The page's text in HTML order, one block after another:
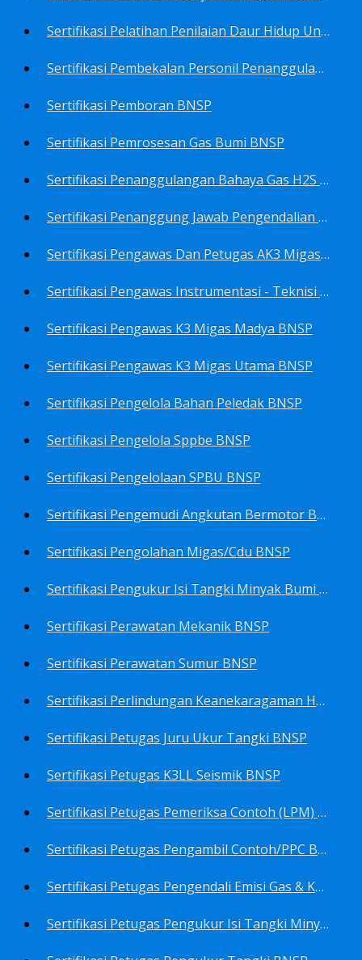
Sertifikasi Pelatihan Penilaian Daur Hidup Untuk PROPER (Life Cycle Asssment) BNSP
Sertifikasi Pembekalan Personil Penanggulangan Pencemaran Tingkat On-Scene Commander (IMO Level 2) BNSP
Sertifikasi Pemboran BNSP
Sertifikasi Pemrosesan Gas Bumi BNSP
Sertifikasi Penanggulangan Bahaya Gas H2S BNSP
Sertifikasi Penanggung Jawab Pengendalian Pencemaran Udara BNSP
Sertifikasi Pengawas Dan Petugas AK3 Migas BNSP
Sertifikasi Pengawas Instrumentasi - Teknisi Instrumentasi Tingkat 1 Dan 2 BNSP
Sertifikasi Pengawas K3 Migas Madya BNSP
Sertifikasi Pengawas K3 Migas Utama BNSP
Sertifikasi Pengelola Bahan Peledak BNSP
Sertifikasi Pengelola Sppbe BNSP
Sertifikasi Pengelolaan SPBU BNSP
Sertifikasi Pengemudi Angkutan Bermotor BNSP
Sertifikasi Pengolahan Migas/Cdu BNSP
Sertifikasi Pengukur Isi Tangki Minyak Bumi Dan Hasil Olahan BNSP
Sertifikasi Perawatan Mekanik BNSP
Sertifikasi Perawatan Sumur BNSP
Sertifikasi Perlindungan Keanekaragaman Hayati BNSP
Sertifikasi Petugas Juru Ukur Tangki BNSP
Sertifikasi Petugas K3LL Seismik BNSP
Sertifikasi Petugas Pemeriksa Contoh (LPM) Minyak Mentah BNSP
Sertifikasi Petugas Pengambil Contoh/PPC BNSP
Sertifikasi Petugas Pengendali Emisi Gas & Kebisingan Industri Migas BNSP
Sertifikasi Petugas Pengukur Isi Tangki Minyak Bumi dan Hasil Olahan BNSP